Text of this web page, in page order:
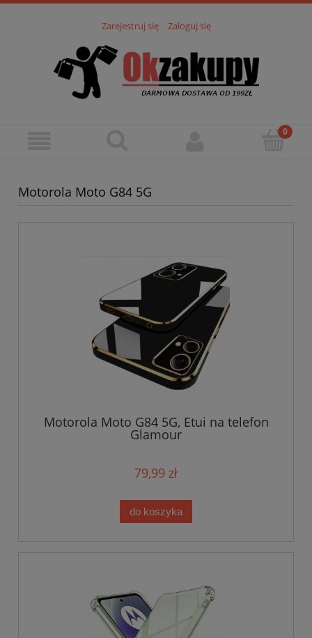
Zarejestruj się Zaloguj się
Motorola Moto G84 5G
Motorola Moto G84 5G, Etui na telefon
Glamour
79,99 zł
do koszyka